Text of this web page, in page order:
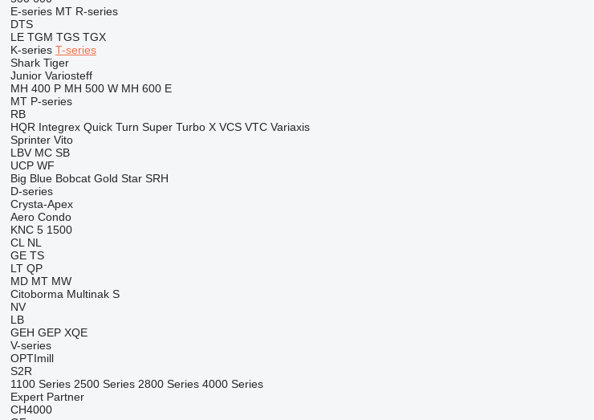
E-series MT R-series
DTS
LE TGM TGS TGX
K-series T-series
Shark Tiger
Junior Variosteff
MH 400 P MH 500 W MH 600 E
MT P-series
RB
HQR Integrex Quick Turn Super Turbo X VCS VTC Variaxis
Sprinter Vito
LBV MC SB
UCP WF
Big Blue Bobcat Gold Star SRH
D-series
Crysta-Apex
Aero Condo
KNC 5 1500
CL NL
GE TS
LT QP
MD MT MW
Citoborma Multinak S
NV
LB
GEH GEP XQE
V-series
OPTImill
S2R
1100 Series 2500 Series 2800 Series 4000 Series
Expert Partner
CH4000